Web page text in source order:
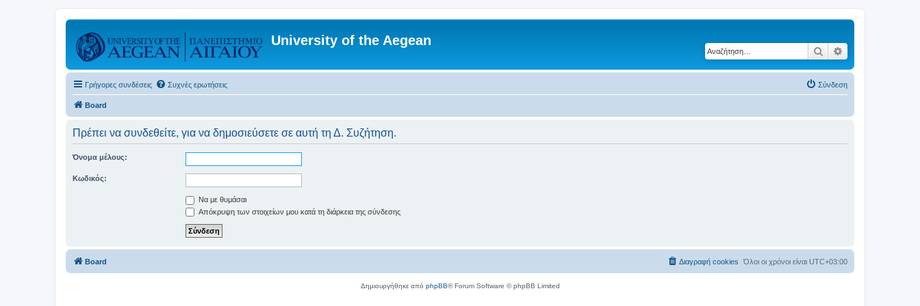
University of the Aegean
Αναζήτηση
Γρήγορες συνδέσεις Συχνές ερωτήσεις Σύνδεση
Board
Πρέπει να συνδεθείτε, για να δημοσιεύσετε σε αυτή τη Δ. Συζήτηση.
Όνομα μέλους:
Κωδικός:
Να με θυμάσαι
Απόκρυψη των στοιχείων μου κατά τη διάρκεια της σύνδεσης
Board Όλοι οι χρόνοι είναι UTC+03:00
Διαγραφή cookies
Δημιουργήθηκε από phpBB® Forum Software © phpBB Limited